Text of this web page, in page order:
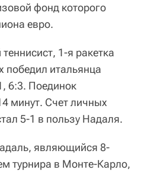
фонд которого
евро.
1-я ракетка
победил итальянца
6:3. Поединок
минут. Счет личных
5-1 в пользу Надаля.
являющийся 8-
турнира в Монте-Карло,